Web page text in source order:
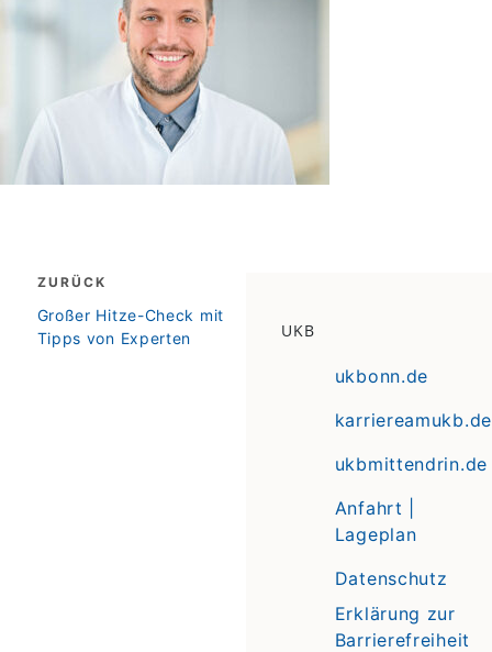
Beitragsnavigation
ZURÜCK
zurück
Großer Hitze-Check mit
Tipps von Experten
UKB
ukbonn.de
karriereamukb.de
ukbmittendrin.de
Anfahrt |
Lageplan
Datenschutz
Erklärung zur
Barrierefreiheit